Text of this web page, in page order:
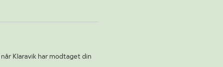
Klaravik har modtaget din